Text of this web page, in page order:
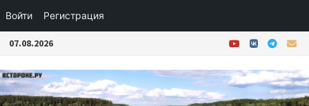
Войти Регистрация
Перейти
содержимому
07.08.2026